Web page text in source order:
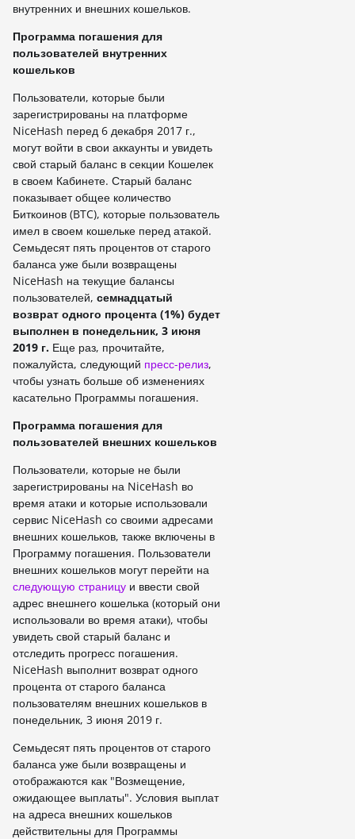
внутренних и внешних кошельков.
Программа погашения для
пользователей внутренних
кошельков
Пользователи, которые были
зарегистрированы на платформе
NiceHash перед 6 декабря 2017 г.,
могут войти в свои аккаунты и увидеть
свой старый баланс в секции Кошелек
в своем Кабинете. Старый баланс
показывает общее количество
Биткоинов (BTC), которые пользователь
имел в своем кошельке перед атакой.
Семьдесят пять процентов от старого
баланса уже были возвращены
NiceHash на текущие балансы
пользователей, семнадцатый
возврат одного процента (1%) будет
выполнен в понедельник, 3 июня
2019 г. Еще раз, прочитайте,
пожалуйста, следующий пресс-релиз,
чтобы узнать больше об изменениях
касательно Программы погашения.
Программа погашения для
пользователей внешних кошельков
Пользователи, которые не были
зарегистрированы на NiceHash во
время атаки и которые использовали
сервис NiceHash со своими адресами
внешних кошельков, также включены в
Программу погашения. Пользователи
внешних кошельков могут перейти на
следующую страницу и ввести свой
адрес внешнего кошелька (который они
использовали во время атаки), чтобы
увидеть свой старый баланс и
отследить прогресс погашения.
NiceHash выполнит возврат одного
процента от старого баланса
пользователям внешних кошельков в
понедельник, 3 июня 2019 г.
Семьдесят пять процентов от старого
баланса уже были возвращены и
отображаются как "Возмещение,
ожидающее выплаты". Условия выплат
на адреса внешних кошельков
действительны для Программы